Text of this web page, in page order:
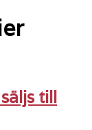
till